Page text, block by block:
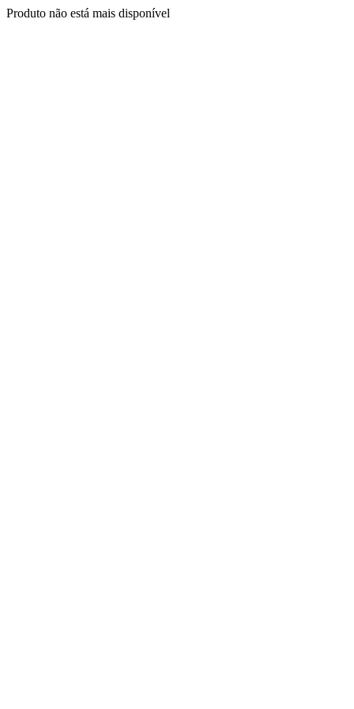
Produto não está mais disponível